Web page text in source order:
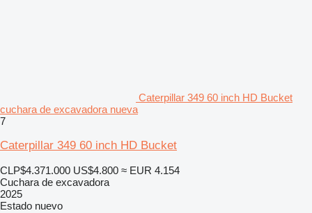
Caterpillar 349 60 inch HD Bucket
cuchara de excavadora nueva
7
Caterpillar 349 60 inch HD Bucket
CLP$4.371.000 US$4.800 ≈ EUR 4.154
Cuchara de excavadora
2025
Estado nuevo